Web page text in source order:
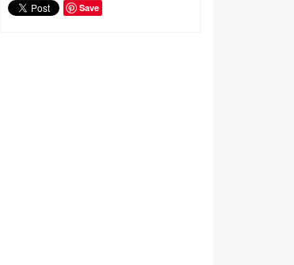
Save